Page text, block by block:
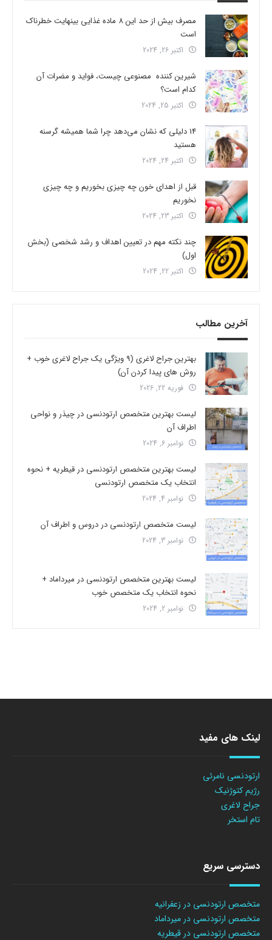
مصرف بیش از حد این 8 ماده غذایی بینهایت خطرناک
است
اکتبر 26, 2024
شیرین کننده مصنوعی چیست، فواید و مضرات آن
کدام است؟
اکتبر 25, 2024
14 دلیلی که نشان می‌دهد چرا شما همیشه گرسنه
هستید
اکتبر 24, 2024
قبل از اهدای خون چه چیزی بخوریم و چه چیزی
نخوریم
اکتبر 23, 2024
چند نکته مهم در تعیین اهداف و رشد شخصی (بخش
اول)
اکتبر 22, 2024
آخرین مطالب
بهترین جراح لاغری (9 ویژگی یک جراح لاغری خوب +
روش های پیدا کردن آن)
فوریه 22, 2026
لیست بهترین متخصص ارتودنسی در چیذر و نواحی
اطراف آن
نوامبر 6, 2024
لیست بهترین متخصص ارتودنسی در قیطریه + نحوه
انتخاب یک متخصص ارتودنسی
نوامبر 4, 2024
لیست متخصص ارتودنسی در دروس و اطراف آن
نوامبر 3, 2024
لیست بهترین متخصص ارتودنسی در میرداماد +
نحوه انتخاب یک متخصص خوب
نوامبر 2, 2024
لینک های مفید
ارتودنسی نامرئی
رژیم کتوژنیک
جراح لاغری
تام استخر
دسترسی سریع
متخصص ارتودنسی در زعفرانیه
متخصص ارتودنسی در میرداماد
متخصص ارتودنسی در قیطریه